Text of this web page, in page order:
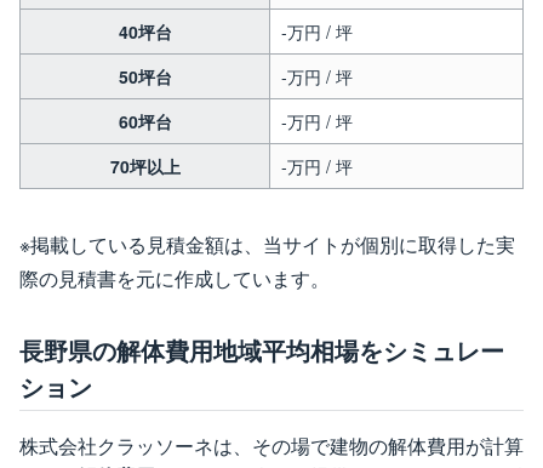
40坪台
-万円 / 坪
50坪台
-万円 / 坪
60坪台
-万円 / 坪
70坪以上
-万円 / 坪
※掲載している見積金額は、当サイトが個別に取得した実
際の見積書を元に作成しています。
長野県の解体費用地域平均相場をシミュレー
ション
株式会社クラッソーネは、その場で建物の解体費用が計算